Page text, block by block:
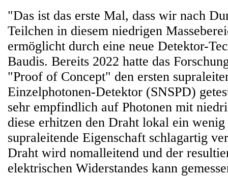
"Das ist das erste Mal, dass wir nach
Teilchen in diesem niedrigen
ermöglicht durch eine neue Detektor-
Baudis. Bereits 2022 hatte das
"Proof of Concept" den ersten
Einzelphotonen-Detektor (SNSPD)
sehr empfindlich auf Photonen mit
diese erhitzen den Draht lokal ein wenig
supraleitende Eigenschaft schlagartig
Draht wird nomalleitend und der
elektrischen Widerstandes kann